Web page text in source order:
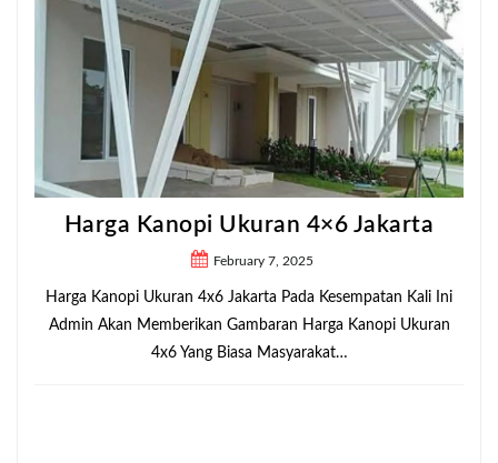
Harga Kanopi Ukuran 4×6 Jakarta
February 7, 2025
Harga Kanopi Ukuran 4x6 Jakarta Pada Kesempatan Kali Ini
Admin Akan Memberikan Gambaran Harga Kanopi Ukuran
4x6 Yang Biasa Masyarakat…